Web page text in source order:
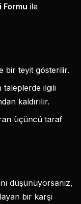
Formu ile
bir teyit gösterilir.
taleplerde ilgili
kaldırılır.
üçüncü taraf
düşünüyorsanız,
bir karşı